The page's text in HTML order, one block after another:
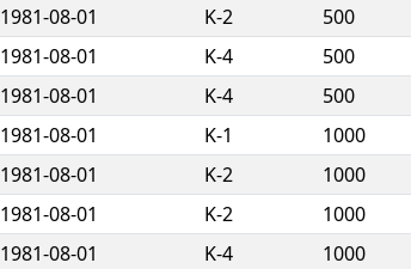
1981-08-01 K-2 500
1981-08-01 K-4 500
1981-08-01 K-4 500
1981-08-01 K-1 1000
1981-08-01 K-2 1000
1981-08-01 K-2 1000
1981-08-01 K-4 1000